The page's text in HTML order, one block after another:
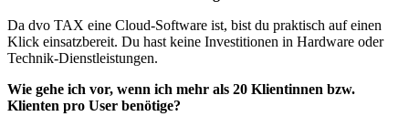
Da dvo TAX eine Cloud-Software ist, bist du praktisch auf einen
Klick einsatzbereit. Du hast keine Investitionen in Hardware oder
Technik-Dienstleistungen.
Wie gehe ich vor, wenn ich mehr als 20 Klientinnen bzw.
Klienten pro User benötige?